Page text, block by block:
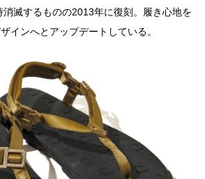
バッハ）
（グレゴリー）
（リベレイダース）
（バックチャンネル）
（ジーアールエヌ アウトドア）
（グリップスワニー）
（ジムマスター）
消滅するものの2013年に復刻。履き心地を
インへとアップデートしている。